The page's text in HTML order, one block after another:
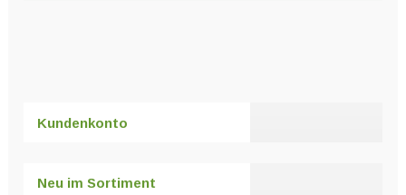
Kundenkonto
Neu im Sortiment